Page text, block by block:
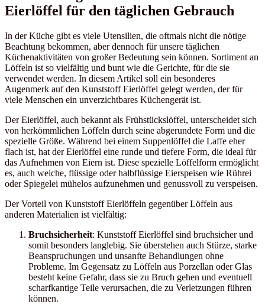
Eierlöffel für den täglichen Gebrauch
In der Küche gibt es viele Utensilien, die oftmals nicht die nötige
Beachtung bekommen, aber dennoch für unsere täglichen
Küchenaktivitäten von großer Bedeutung sein können. Sortiment an
Löffeln ist so vielfältig und bunt wie die Gerichte, für die sie
verwendet werden. In diesem Artikel soll ein besonderes
Augenmerk auf den Kunststoff Eierlöffel gelegt werden, der für
viele Menschen ein unverzichtbares Küchengerät ist.
Der Eierlöffel, auch bekannt als Frühstückslöffel, unterscheidet sich
von herkömmlichen Löffeln durch seine abgerundete Form und die
spezielle Größe. Während bei einem Suppenlöffel die Laffe eher
flach ist, hat der Eierlöffel eine runde und tiefere Form, die ideal für
das Aufnehmen von Eiern ist. Diese spezielle Löffelform ermöglicht
es, auch weiche, flüssige oder halbflüssige Eierspeisen wie Rührei
oder Spiegelei mühelos aufzunehmen und genussvoll zu verspeisen.
Der Vorteil von Kunststoff Eierlöffeln gegenüber Löffeln aus
anderen Materialien ist vielfältig:
Bruchsicherheit: Kunststoff Eierlöffel sind bruchsicher und
somit besonders langlebig. Sie überstehen auch Stürze, starke
Beanspruchungen und unsanfte Behandlungen ohne
Probleme. Im Gegensatz zu Löffeln aus Porzellan oder Glas
besteht keine Gefahr, dass sie zu Bruch gehen und eventuell
scharfkantige Teile verursachen, die zu Verletzungen führen
können.